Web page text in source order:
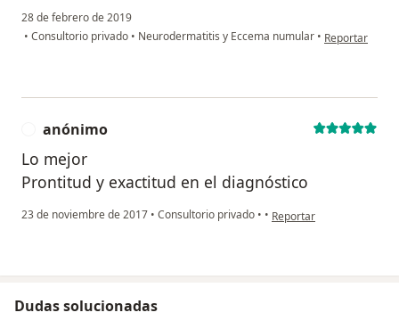
28 de febrero de 2019
• Consultorio privado • Neurodermatitis y Eccema numular • en opinión del
Reportar
anónimo
Lo mejor
Prontitud y exactitud en el diagnóstico
23 de noviembre de 2017 • Consultorio privado • • en opinión del usuario
Reportar
Dudas solucionadas